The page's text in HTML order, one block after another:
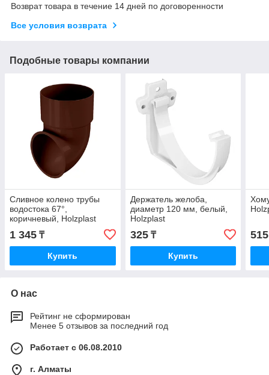
Возврат товара в течение 14 дней по договоренности
Все условия возврата
Подобные товары компании
Сливное колено трубы
водостока 67°,
коричневый, Holzplast
1 345 ₸
Купить
Держатель желоба,
диаметр 120 мм, белый,
Holzplast
325₸
Купить
515
О нас
Рейтинг не сформирован
Менее 5 отзывов за последний год
Работает с 06.08.2010
г. Алматы